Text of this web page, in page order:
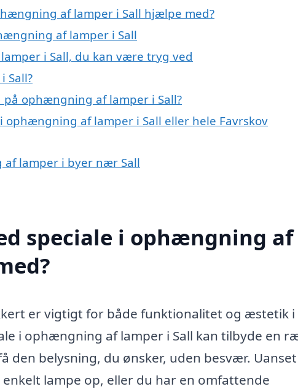
af lamper i Sall hjælpe med?
af lamper i Sall
i Sall, du kan være tryg ved
Sall?
ophængning af lamper i Sall?
af lamper i Sall eller hele Favrskov
lamper i byer nær Sall
speciale i ophængning af
er vigtigt for både funktionalitet og æstetik
i ophængning af lamper i Sall kan tilbyde en
den belysning, du ønsker, uden besvær.
lampe op, eller du har en omfattende